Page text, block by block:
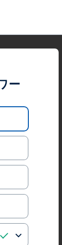
ー